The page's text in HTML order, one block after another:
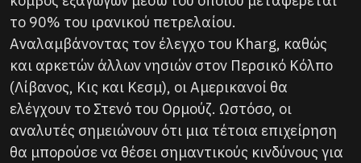
το 90% του ιρανικού πετρελαίου.
Αναλαμβάνοντας τον έλεγχο του Kharg, καθώς
και αρκετών άλλων νησιών στον Περσικό Κόλπο
(Λίβανος, Κις και Κεσμ), οι Αμερικανοί θα
ελέγχουν το Στενό του Ορμούζ. Ωστόσο, οι
αναλυτές σημειώνουν ότι μια τέτοια επιχείρηση
θα μπορούσε να θέσει σημαντικούς κινδύνους για